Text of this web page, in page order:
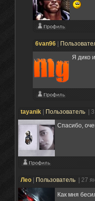
6van96
Я дико
tayanik Пользователь
|
Спасибо,
Лео Пользователь | 27
Как мня